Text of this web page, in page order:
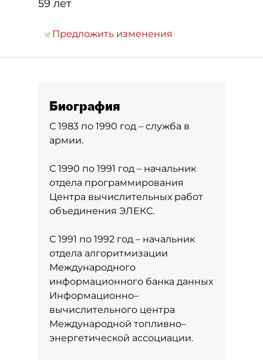
59 лет
Предложить изменения
Биография
С 1983 по 1990 год – служба в
армии.
С 1990 по 1991 год – начальник
отдела программирования
Центра вычислительных работ
объединения ЭЛЕКС.
С 1991 по 1992 год – начальник
отдела алгоритмизации
Международного
информационного банка данных
Информационно–
вычислительного центра
Международной топливно–
энергетической ассоциации.